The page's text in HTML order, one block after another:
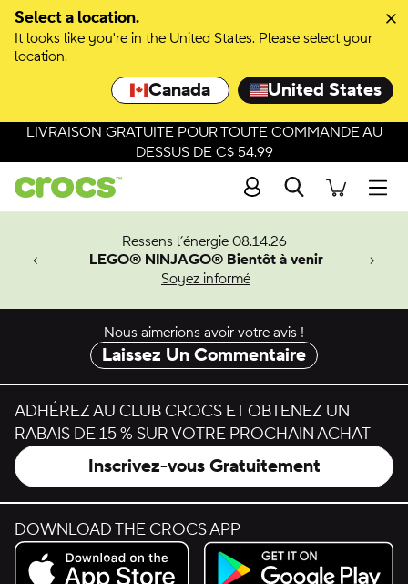
Select a location.
It looks like you're in the United States. Please select your
location.
Canada United States
Passer à la sélection de couleurs
Passer aux détails du produit
LIVRAISON GRATUITE POUR TOUTE COMMANDE AU
DESSUS DE C$ 54.99
Recherche
Ressens l’énergie 08.14.26
LEGO® NINJAGO® Bientôt à venir
Soyez informé
Man.
Nous aimerions avoir votre avis !
Laissez Un Commentaire
ADHÉREZ AU CLUB CROCS ET OBTENEZ UN
RABAIS DE 15 % SUR VOTRE PROCHAIN ACHAT
Inscrivez-vous Gratuitement
DOWNLOAD THE CROCS APP